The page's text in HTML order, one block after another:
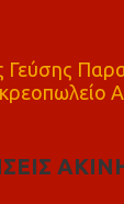
Γεύσης